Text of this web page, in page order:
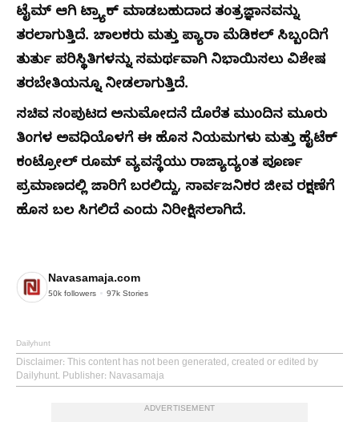
ಟೈಮ್ ಆಗಿ ಟ್ರ್ಯಾಕ್ ಮಾಡಬಹುದಾದ ತಂತ್ರಜ್ಞಾನವನ್ನು
ತರಲಾಗುತ್ತಿದೆ. ಚಾಲಕರು ಮತ್ತು ಪ್ಯಾರಾ ಮೆಡಿಕಲ್ ಸಿಬ್ಬಂದಿಗೆ
ತುರ್ತು ಪರಿಸ್ಥಿತಿಗಳನ್ನು ಸಮರ್ಥವಾಗಿ ನಿಭಾಯಿಸಲು ವಿಶೇಷ
ತರಬೇತಿಯನ್ನೂ ನೀಡಲಾಗುತ್ತಿದೆ.
ಸಚಿವ ಸಂಪುಟದ ಅನುಮೋದನೆ ದೊರೆತ ಮುಂದಿನ ಮೂರು
ತಿಂಗಳ ಅವಧಿಯೊಳಗೆ ಈ ಹೊಸ ನಿಯಮಗಳು ಮತ್ತು ಹೈಟೆಕ್
ಕಂಟ್ರೋಲ್ ರೂಮ್ ವ್ಯವಸ್ಥೆಯು ರಾಜ್ಯಾದ್ಯಂತ ಪೂರ್ಣ
ಪ್ರಮಾಣದಲ್ಲಿ ಜಾರಿಗೆ ಬರಲಿದ್ದು, ಸಾರ್ವಜನಿಕರ ಜೀವ ರಕ್ಷಣೆಗೆ
ಹೊಸ ಬಲ ಸಿಗಲಿದೆ ಎಂದು ನಿರೀಕ್ಷಿಸಲಾಗಿದೆ.
Navasamaja.com
50k followers 97k Stories
Dailyhunt
Disclaimer: This content has not been generated, created or edited by
Dailyhunt. Publisher: Navasamaja
ADVERTISEMENT